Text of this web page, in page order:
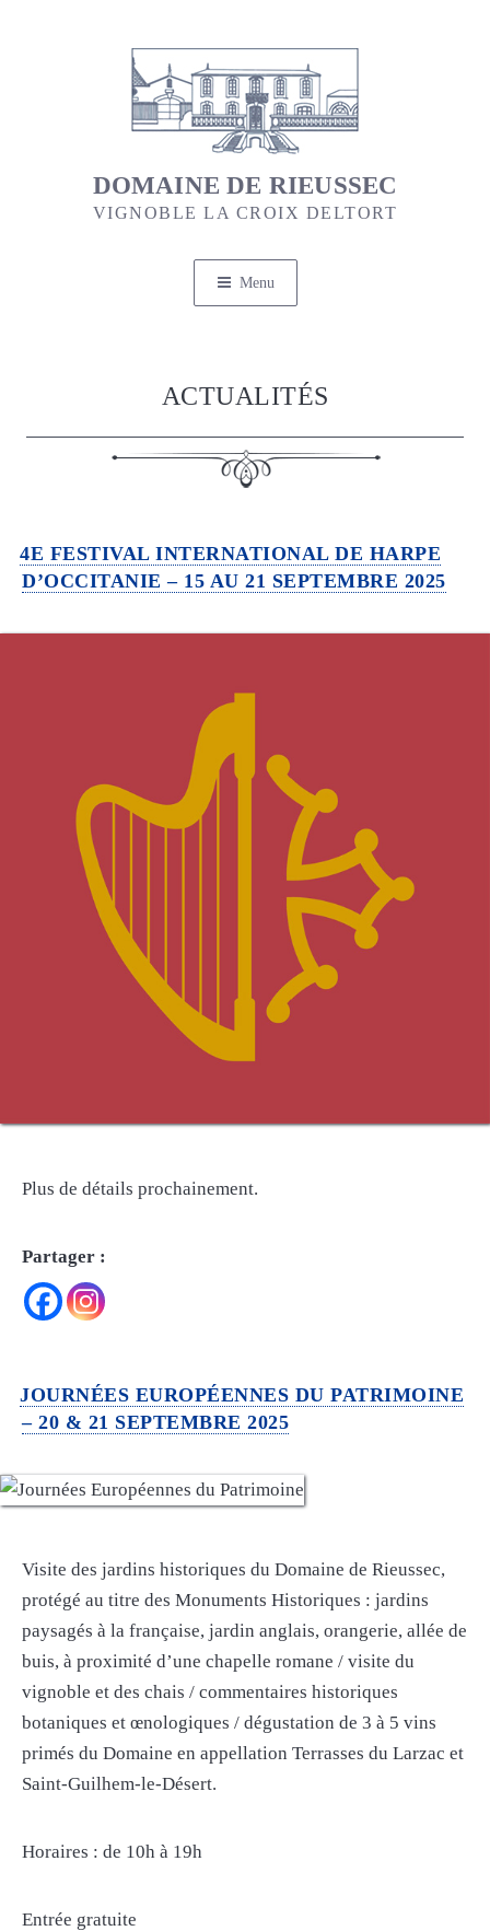
DOMAINE DE RIEUSSEC
VIGNOBLE LA CROIX DELTORT
Menu
ACTUALITÉS
4E FESTIVAL INTERNATIONAL DE HARPE
D’OCCITANIE – 15 AU 21 SEPTEMBRE 2025
Plus de détails prochainement.
Partager :
JOURNÉES EUROPÉENNES DU PATRIMOINE
– 20 & 21 SEPTEMBRE 2025
Visite des jardins historiques du Domaine de Rieussec,
protégé au titre des Monuments Historiques : jardins
paysagés à la française, jardin anglais, orangerie, allée de
buis, à proximité d’une chapelle romane / visite du
vignoble et des chais / commentaires historiques
botaniques et œnologiques / dégustation de 3 à 5 vins
primés du Domaine en appellation Terrasses du Larzac et
Saint-Guilhem-le-Désert.
Horaires : de 10h à 19h
Entrée gratuite